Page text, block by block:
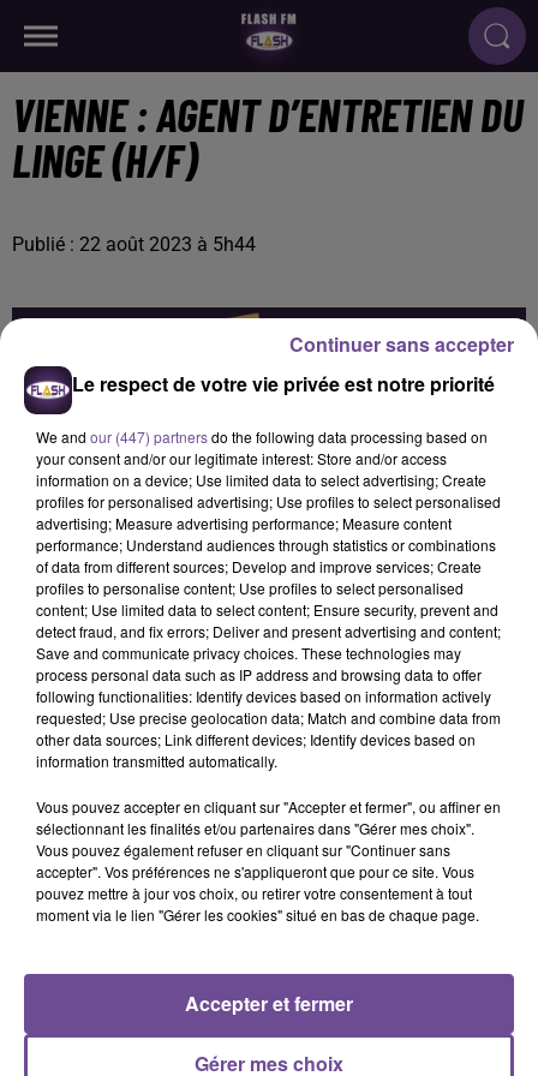
VIENNE : AGENT D’ENTRETIEN DU
LINGE (H/F)
Publié : 22 août 2023 à 5h44
À Poitiers, une entreprise recherche un agent d’entretien du
linge (H/F). Vos missions : ouverture des espaces de travail
et préparation des postes de travail. Réception et livraison du
linge (pour les détenteurs du permis B). Accueil clientèle
(réception, facturation, repérer les besoins). Le lavage et
séchage du linge (vérification des articles, utilisation de
machines professionnelles). Entretien des espaces de travail
Référence de l’offre Pôle Emploi : 159ZDHB
RADIO ACTUS
Le respect de votre vie privée est notre priorité
We and our (447) partnersdo the following data processing based on
your consent and/or our legitimate interest: Store and/or access
information on a device; Use limited data to select advertising; Create
profiles for personalised advertising; Use profiles to select personalised
advertising; Measure advertising performance; Measure content
performance; Understand audiences through statistics or combinations
of data from different sources; Develop and improve services; Create
profiles to personalise content; Use profiles to select personalised
content; Use limited data to select content; Ensure security, prevent and
detect fraud, and fix errors; Deliver and present advertising and content;
Save and communicate privacy choices. These technologies may
process personal data such as IP address and browsing data to offer
following functionalities: Identify devices based on information actively
requested; Use precise geolocation data; Match and combine data from
other data sources; Link different devices; Identify devices based on
information transmitted automatically.
Vous pouvez accepter en cliquant sur "Accepter et fermer", ou affiner en
sélectionnant les finalités et/ou partenaires dans "Gérer mes choix".
Vous pouvez également refuser en cliquant sur "Continuer sans
accepter". Vos préférences ne s'appliqueront que pour ce site. Vous
pouvez mettre à jour vos choix, ou retirer votre consentement à tout
moment via le lien "Gérer les cookies" situé en bas de chaque page.
Gérer mes choix
Accepter et fermer
Continuer sans accepter